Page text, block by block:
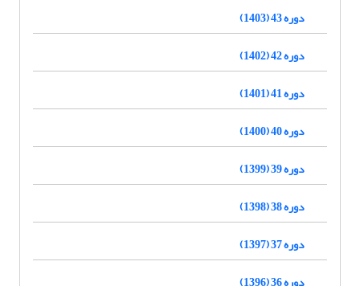
دوره 43 (1403)
دوره 42 (1402)
دوره 41 (1401)
دوره 40 (1400)
دوره 39 (1399)
دوره 38 (1398)
دوره 37 (1397)